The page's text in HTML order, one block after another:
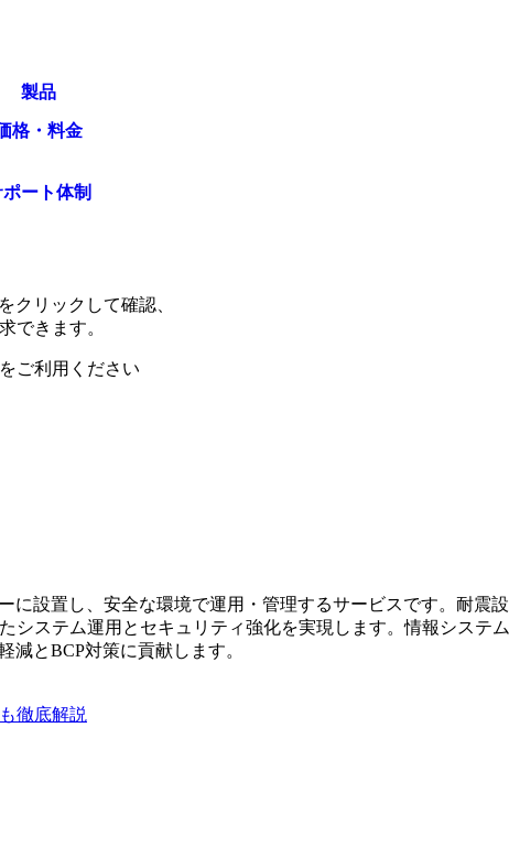
製品
格・料金
ート体制
クリックして確認、
できます。
ご利用ください
に設置し、安全な環境で運用・管理するサービスです。耐震設
システム運用とセキュリティ強化を実現します。情報システム
とBCP対策に貢献します。
徹底解説